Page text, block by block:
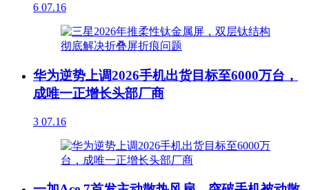
6 07.16
华为逆势上调2026手机出货目标至6000万台，
成唯一正增长头部厂商
3 07.16